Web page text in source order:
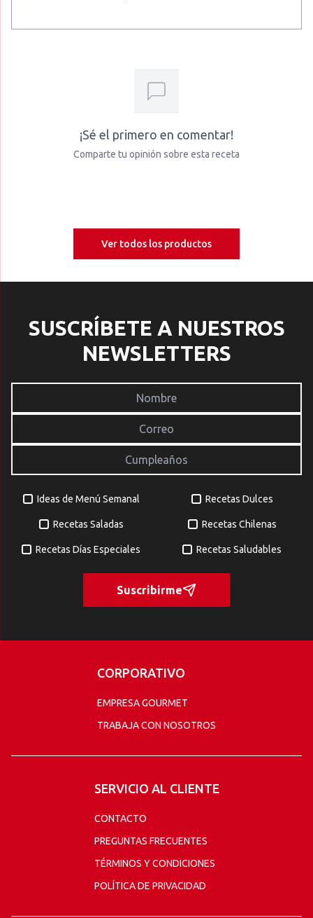
¡Sé el primero en comentar!
Comparte tu opinión sobre esta receta
Ver todos los productos
SUSCRÍBETE A NUESTROS
NEWSLETTERS
Ideas de Menú Semanal Recetas Dulces
Recetas Saladas Recetas Chilenas
Recetas Días Especiales Recetas Saludables
Suscribirme
CORPORATIVO
EMPRESA GOURMET
TRABAJA CON NOSOTROS
SERVICIO AL CLIENTE
CONTACTO
PREGUNTAS FRECUENTES
TÉRMINOS Y CONDICIONES
POLÍTICA DE PRIVACIDAD